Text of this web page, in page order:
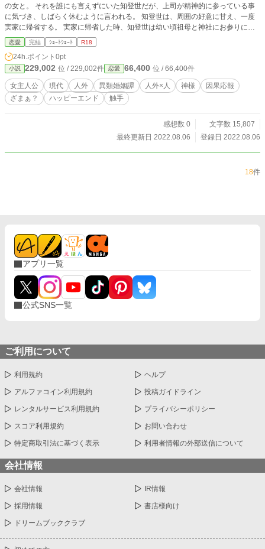
の女と。 それを誰にも言えずにいた知登世だが、上司が精神的に参っている事
に気づき、しばらく休むように言われる。 知登世は、周囲の好意に甘え、一度
実家に帰省する。 実家に帰省した時、知登世は幼い頃祖母と神社にお参りに行
った事、その時の祖母の言葉を思い出す。 『かみさまはちゃんとちーちゃんの
ことみてるからねぇ』 何故かその言葉が頭から離れず、祖母とお参りに行って
いた神社へと向かう―― ※人外×人（神様×人）の話です。描写もあります。触
手っぽい描写もあります。
恋愛 完結 ｼｮｰﾄｼｮｰﾄ R18
24h.ポイント 0pt
小説 229,002 位 / 229,002件 恋愛 66,400 位 / 66,400件
女主人公 現代 人外 異類婚姻譚 人外×人 神様
因果応報
ざまぁ？
ハッピーエンド 触手
感想数 0
文字数 15,807
最終更新日 2022.08.06
登録日 2022.08.06
18件
アプリ一覧
公式SNS一覧
ご利用について
利用規約 ヘルプ
アルファコイン利用規約 投稿ガイドライン
レンタルサービス利用規約 プライバシーポリシー
スコア利用規約 お問い合わせ
特定商取引法に基づく表示 利用者情報の外部送信について
会社情報
会社情報 IR情報
採用情報 書店様向け
ドリームブッククラブ